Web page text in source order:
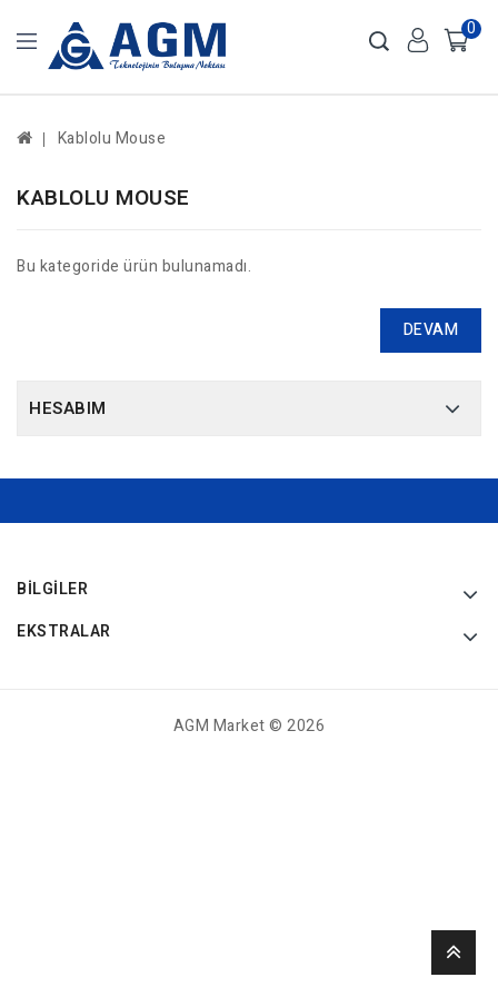
0
Kablolu Mouse
KABLOLU MOUSE
Bu kategoride ürün bulunamadı.
DEVAM
HESABIM
BILGILER
EKSTRALAR
AGM Market © 2026